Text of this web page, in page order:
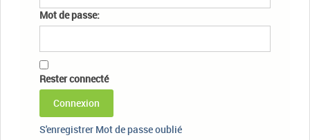
Mot de passe:
Rester connecté
Connexion
S'enregistrer Mot de passe oublié